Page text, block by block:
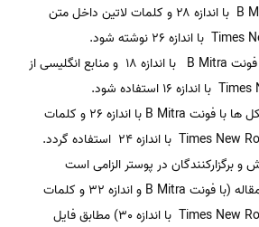
و نتایج با فونت B Mitra با اندازه ۲۸ و کلمات لاتین داخل متن
برای منابع فارسی از فونت B Mitra با اندازه 18 و منابع انگلیسی از
متن زیر جداول و شکل ها با فونت B Mitra با اندازه ۲6 و کلمات
و برگزارکنندگان در پوستر الزامی است
قرار دادن کد مقاله مقاله (با فونت B Mitra و اندازه 32 و کلمات
لاتین با فونت Times New Roman با اندازه 30) مطابق فایل